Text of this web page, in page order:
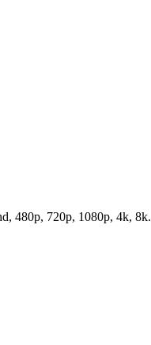
480p, 720p, 1080p, 4k, 8k.